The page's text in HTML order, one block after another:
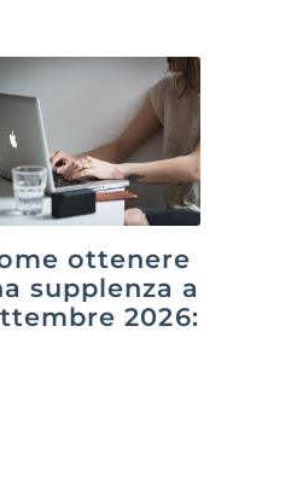
ottenere
supplenza a
2026: